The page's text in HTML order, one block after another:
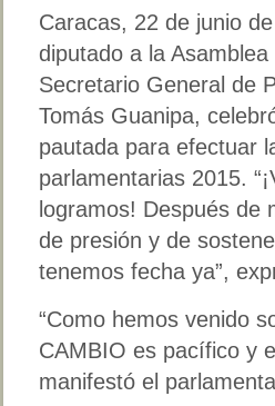
Caracas, 22 de junio
diputado a la Asamblea
Secretario General de
Tomás Guanipa,
pautada para efectuar
parlamentarias 2015.
logramos! Después de
de presión y de
tenemos fecha ya”,
“Como hemos venido
CAMBIO es pacífico y
manifestó el